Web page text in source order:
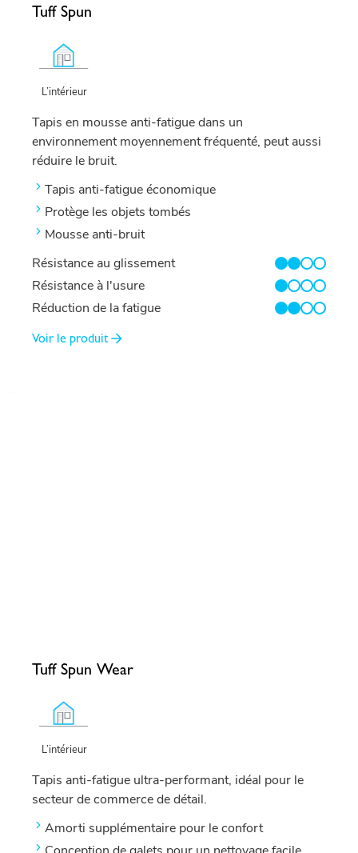
Tuff Spun
L’intérieur
Tapis en mousse anti-fatigue dans un
environnement moyennement fréquenté, peut aussi
réduire le bruit.
Tapis anti-fatigue économique
Protège les objets tombés
Mousse anti-bruit
Résistance au glissement
2/4
Résistance à l'usure
1/4
Réduction de la fatigue
2/4
Voir le produit
Tuff Spun Wear
L’intérieur
Tapis anti-fatigue ultra-performant, idéal pour le
secteur de commerce de détail.
Amorti supplémentaire pour le confort